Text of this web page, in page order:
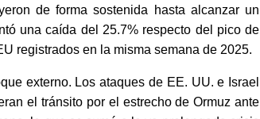
de forma sostenida hasta alcanzar un
una caída del 25.7% respecto del pico de
registrados en la misma semana de 2025.
externo. Los ataques de EE. UU. e Israel
el tránsito por el estrecho de Ormuz ante